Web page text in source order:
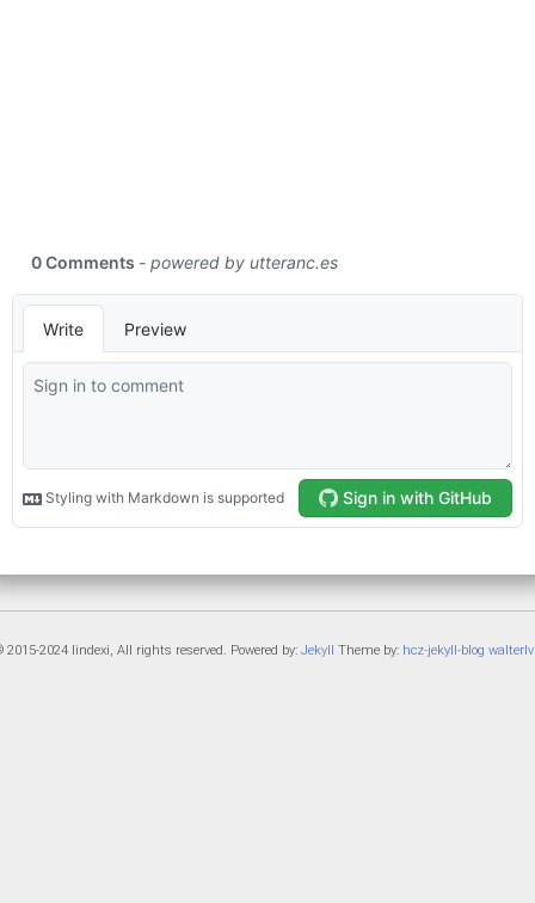
2015-2024 lindexi, All rights reserved. Powered by: Jekyll Theme by: hcz-jekyll-blog walterlv